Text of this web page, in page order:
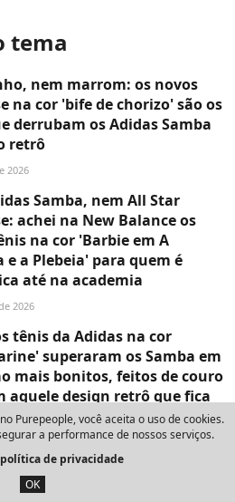
tema
nem marrom: os novos
na cor 'bife de chorizo' são os
derrubam os Adidas Samba
retrô
2026
Samba, nem All Star
achei na New Balance os
na cor 'Barbie em A
e a Plebeia' para quem é
até na academia
2026
tênis da Adidas na cor
superaram os Samba em
mais bonitos, feitos de couro
aquele design retrô que fica
jorts ou vestido
2026
Converse que vão tirar os
mercado: estilo retrô, cor
Purepeople, você aceita o uso de cookies.
a performance de nossos serviços.
política de privacidade
OK